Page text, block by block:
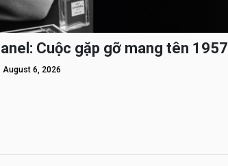
Cuộc gặp gỡ mang tên 1957
August 6, 2026